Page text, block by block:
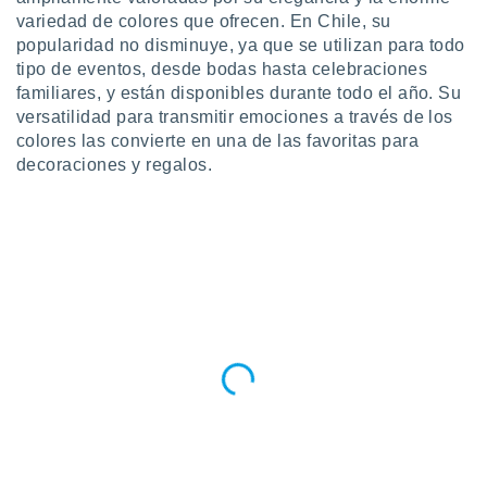
u
datos
momento
en
en
en
variedad de colores que ofrecen. En Chile, su
popularidad no disminuye, ya que se utilizan para todo
tipo de eventos, desde bodas hasta celebraciones
familiares, y están disponibles durante todo el año. Su
versatilidad para transmitir emociones a través de los
colores las convierte en una de las favoritas para
decoraciones y regalos.